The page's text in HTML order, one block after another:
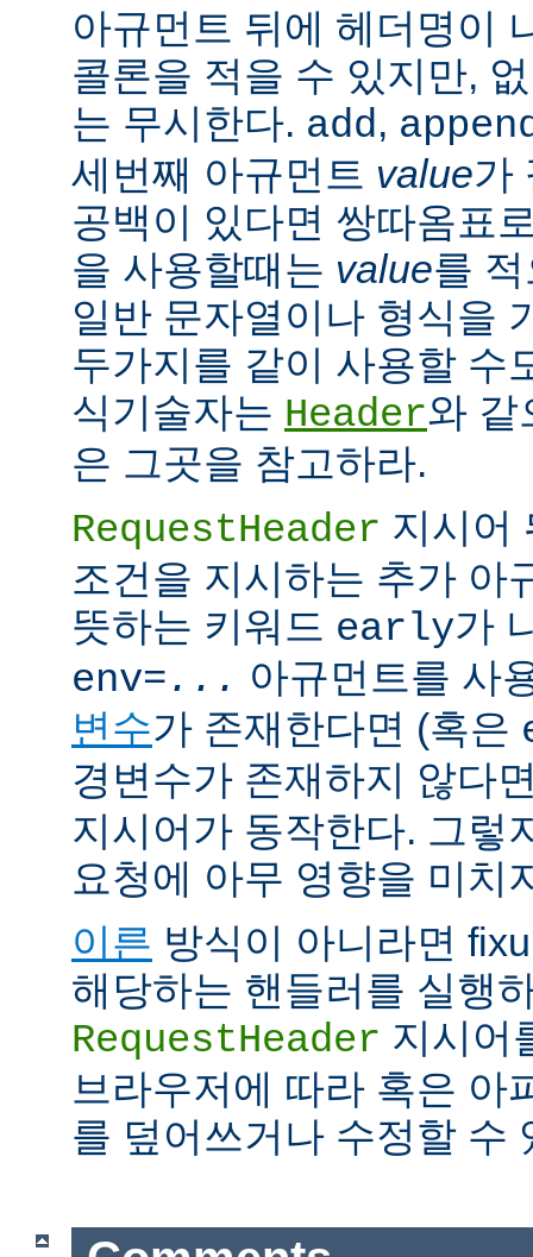
아규먼트 뒤에 헤더명이
콜론을 적을 수 있지만,
는 무시한다. add,
세번째 아규먼트 value가
공백이 있다면 쌍따옴표
을 사용할때는 value를
일반 문자열이나 형식을
두가지를 같이 사용할 수
식기술자는 Header와 같
은 그곳을 참고하라.
RequestHeader 지시어
조건을 지시하는 추가 아
뜻하는 키워드 early가
env=... 아규먼트를 사
변수가 존재한다면 (혹은
경변수가 존재하지 않다
지시어가 동작한다. 그렇
요청에 아무 영향을 미치
이른 방식이 아니라면
해당하는 핸들러를 실행
RequestHeader 지시어
브라우저에 따라 혹은 아
를 덮어쓰거나 수정할 수